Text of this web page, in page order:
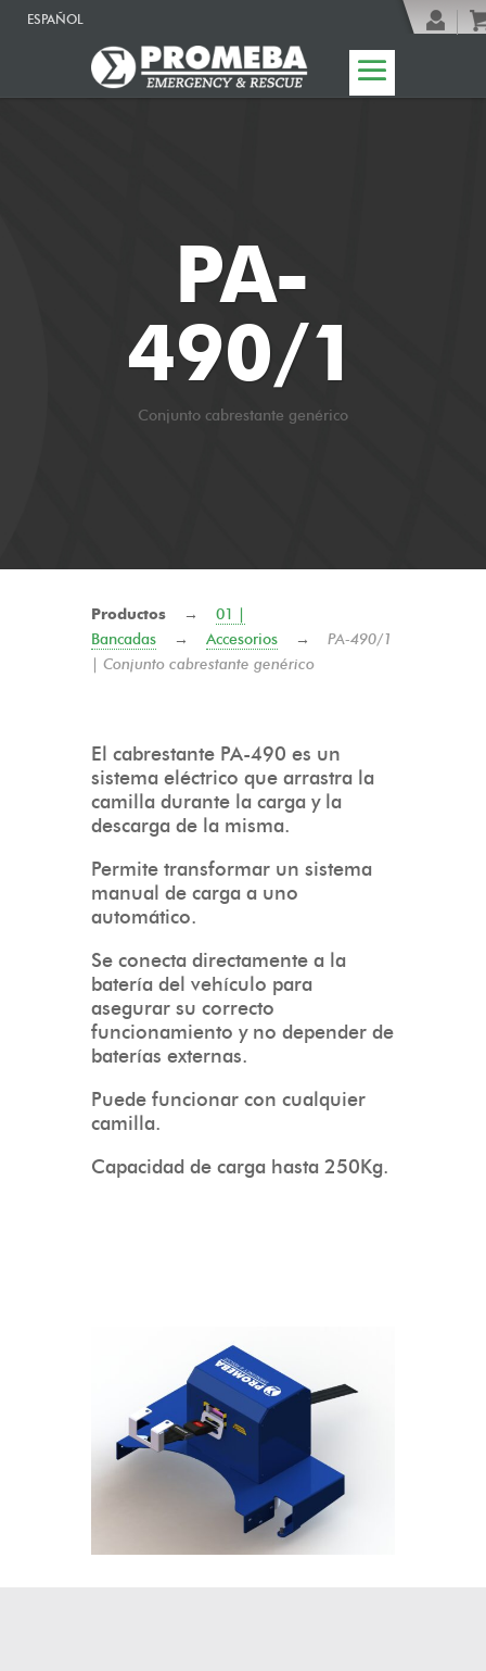
ESPAÑOL
PA-
490/1
Conjunto cabrestante genérico
Productos → 01 |
Bancadas → Accesorios → PA-490/1
| Conjunto cabrestante genérico
El cabrestante PA-490 es un
sistema eléctrico que arrastra la
camilla durante la carga y la
descarga de la misma.
Permite transformar un sistema
manual de carga a uno
automático.
Se conecta directamente a la
batería del vehículo para
asegurar su correcto
funcionamiento y no depender de
baterías externas.
Puede funcionar con cualquier
camilla.
Capacidad de carga hasta 250Kg.